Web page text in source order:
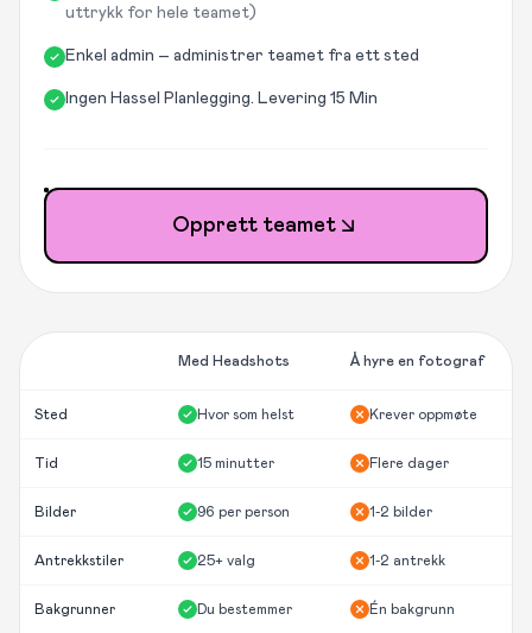
uttrykk for hele teamet)
Enkel admin – administrer teamet fra ett sted
Ingen Hassel Planlegging. Levering 15 Min
Opprett teamet
Med Headshots Å hyre en fotograf
Sted Hvor som helst Krever oppmøte
Tid 15 minutter Flere dager
Bilder 96 per person 1-2 bilder
Antrekkstiler 25+ valg 1-2 antrekk
Bakgrunner Du bestemmer Én bakgrunn